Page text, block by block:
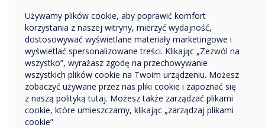
Używamy plików cookie, aby poprawić komfort
korzystania z naszej witryny, mierzyć wydajność,
dostosowywać wyświetlane materiały marketingowe i
wyświetlać spersonalizowane treści. Klikając „Zezwól na
wszystko”, wyrażasz zgodę na przechowywanie
wszystkich plików cookie na Twoim urządzeniu. Możesz
zobaczyć używane przez nas pliki cookie i zapoznać się
z naszą polityką tutaj. Możesz także zarządzać plikami
cookie, które umieszczamy, klikając „zarządzaj plikami
cookie”
Przedsiębiorstwo
Inne
Nazwa firmy
Chcielibyśmy się z Tobą skontaktować w sprawie
naszych produktów i usług za pośrednictwem poczty
elektronicznej, telefonu lub poczty.